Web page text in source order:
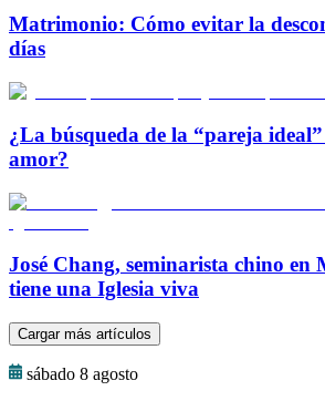
Matrimonio: Cómo evitar la
días
¿La búsqueda de la “pareja
amor?
José Chang, seminarista chino en
tiene una Iglesia viva
Cargar más artículos
sábado 8 agosto